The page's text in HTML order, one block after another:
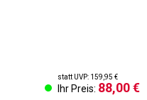
statt UVP: 159,95 €
Ihr Preis: 88,00 €